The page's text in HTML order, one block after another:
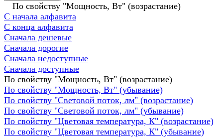
По свойству "Мощность, Вт" (возрастание)
С начала алфавита
С конца алфавита
Сначала дешевые
Сначала дорогие
Сначала недоступные
Сначала доступные
По свойству "Мощность, Вт" (возрастание)
По свойству "Мощность, Вт" (убывание)
По свойству "Световой поток, лм" (возрастание)
По свойству "Световой поток, лм" (убывание)
По свойству "Цветовая температура, К" (возрастание)
По свойству "Цветовая температура, К" (убывание)